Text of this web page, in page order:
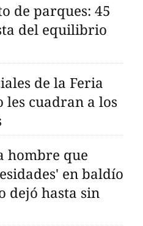
de parques: 45
del equilibrio
de la Feria
les cuadran a los
hombre que
en baldío
dejó hasta sin